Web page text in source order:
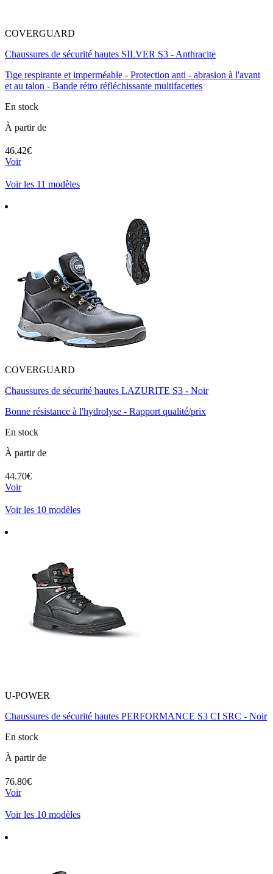
COVERGUARD
Chaussures de sécurité hautes SILVER S3 - Anthracite
Tige respirante et imperméable - Protection anti - abrasion à l'avant
et au talon - Bande rétro réfléchissante multifacettes
En stock
À partir de
46.42€
Voir
Voir les 11 modèles
COVERGUARD
Chaussures de sécurité hautes LAZURITE S3 - Noir
Bonne résistance à l'hydrolyse - Rapport qualité/prix
En stock
À partir de
44.70€
Voir
Voir les 10 modèles
U-POWER
Chaussures de sécurité hautes PERFORMANCE S3 CI SRC - Noir
En stock
À partir de
76.80€
Voir
Voir les 10 modèles